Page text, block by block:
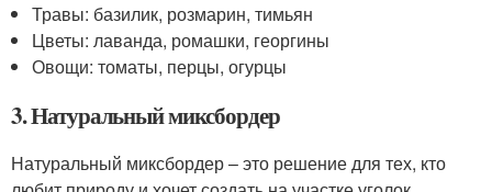
Травы: базилик, розмарин, тимьян
Цветы: лаванда, ромашки, георгины
Овощи: томаты, перцы, огурцы
3. Натуральный миксбордер
Натуральный миксбордер – это решение для тех, кто